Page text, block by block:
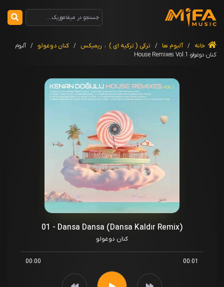
خانه / آلبوم ها / ترکی ( ترکیه ای ) ، ریمیکس / کنان دوغولو / آلبوم
کنان دوغولو House Remixes Vol.1
01 - Dansa Dansa (Dansa Kaldır Remix)
کنان دوغولو
00:00 00:01